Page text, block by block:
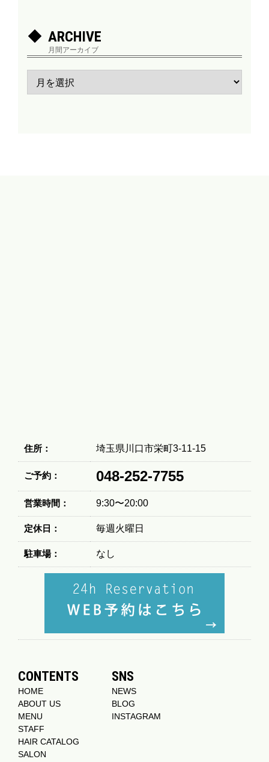
ARCHIVE
月間アーカイブ
住所： 埼玉県川口市栄町3-11-15
ご予約： 048-252-7755
営業時間： 9:30〜20:00
定休日： 毎週火曜日
駐車場： なし
CONTENTS
HOME
ABOUT US
MENU
STAFF
HAIR CATALOG
SALON
SNS
NEWS
BLOG
INSTAGRAM